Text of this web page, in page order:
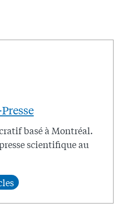
basé à Montréal.
scientifique au